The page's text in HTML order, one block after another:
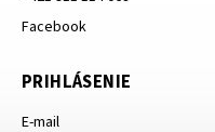
Facebook
PRIHLÁSENIE
E-mail